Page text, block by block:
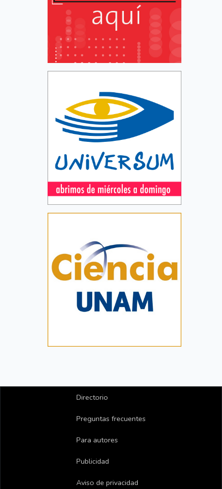
Directorio
Preguntas frecuentes
Para autores
Publicidad
Aviso de privacidad